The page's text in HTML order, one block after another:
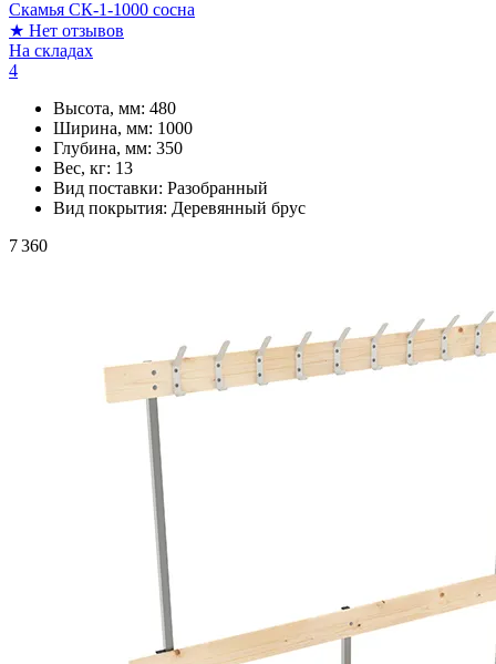
Скамья СК-1-1000 сосна
★ Нет отзывов
На складах
4
Высота, мм: 480
Ширина, мм: 1000
Глубина, мм: 350
Вес, кг: 13
Вид поставки: Разобранный
Вид покрытия: Деревянный брус
7 360